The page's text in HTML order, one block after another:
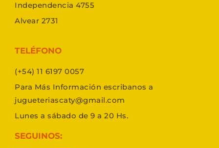
Independencia 4755
Alvear 2731
TELÉFONO
(+54) 11 6197 0057
Para Más Información escribanos a
jugueteriascaty@gmail.com
Lunes a sábado de 9 a 20 Hs.
SEGUINOS: